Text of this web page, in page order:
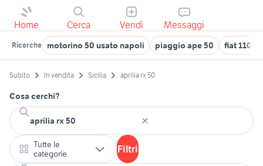
Home Cerca Vendi Messaggi
Ricerche motorino 50 usato napoli piaggio ape 50 fiat 1100
Subito In vendita Sicilia aprilia rx 50
Cosa cerchi?
Tutte le
categorie
Filtri